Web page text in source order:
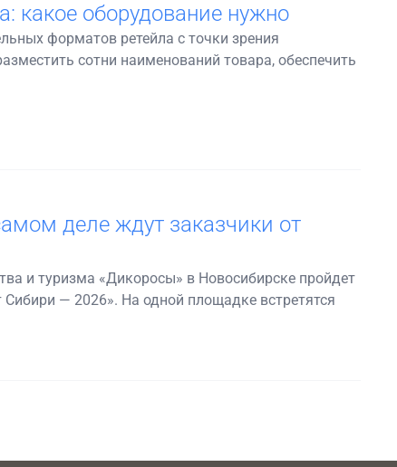
какое оборудование нужно
форматов ретейла с точки зрения
сотни наименований товара, обеспечить
деле ждут заказчики от
и туризма «Дикоросы» в Новосибирске пройдет
Сибири — 2026». На одной площадке встретятся